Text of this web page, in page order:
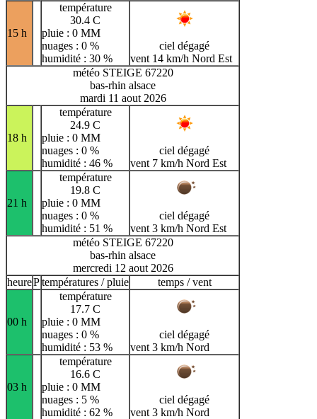
15 h
température
30.4 C
pluie : 0 MM
nuages : 0 %
humidité : 30 %
ciel dégagé
vent 14 km/h Nord Est
météo STEIGE 67220
bas-rhin alsace
mardi 11 aout 2026
18 h
température
24.9 C
pluie : 0 MM
nuages : 0 %
humidité : 46 %
ciel dégagé
vent 7 km/h Nord Est
21 h
température
19.8 C
pluie : 0 MM
nuages : 0 %
humidité : 51 %
ciel dégagé
vent 3 km/h Nord Est
météo STEIGE 67220
bas-rhin alsace
mercredi 12 aout 2026
heurePtempératures / pluie temps / vent
00 h
température
17.7 C
pluie : 0 MM
nuages : 0 %
humidité : 53 %
ciel dégagé
vent 3 km/h Nord
03 h
température
16.6 C
pluie : 0 MM
nuages : 5 %
humidité : 62 %
ciel dégagé
vent 3 km/h Nord